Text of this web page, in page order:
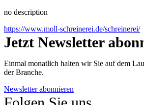
no description
https://www.moll-schreinerei.de/schreinerei/
Jetzt Newsletter
Einmal monatlich halten wir Sie auf dem
der Branche.
Newsletter abonnieren